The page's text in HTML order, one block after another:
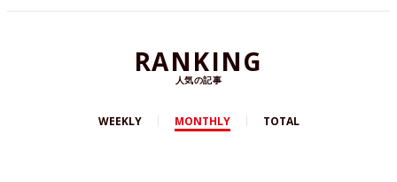
RANKING
人気の記事
WEEKLY MONTHLY TOTAL